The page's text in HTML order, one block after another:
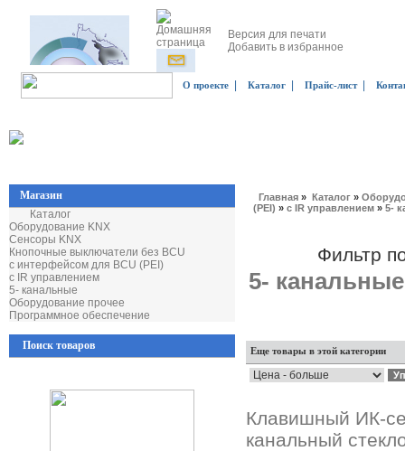
Версия для печати
Добавить в избранное
О проекте Каталог Прайс-лист|
Магазин
Каталог
Оборудование KNX
Сенсоры KNX
Кнопочные выключатели без BCU
с интерфейсом для BCU (PEI)
с IR управлением
5- канальные
Оборудование прочее
Программное обеспечение
Поиск товаров
Главная » Каталог »
(PEI) » с IR управлением » 5-
Фильтр
5- канальные
Еще товары в этой категории
Клавишный ИК-
канальный